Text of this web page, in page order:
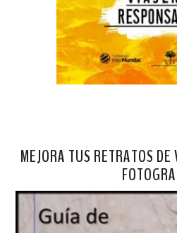
MEJORA TUS RETRATOS